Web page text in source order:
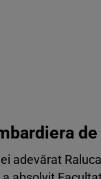
de
adevărat